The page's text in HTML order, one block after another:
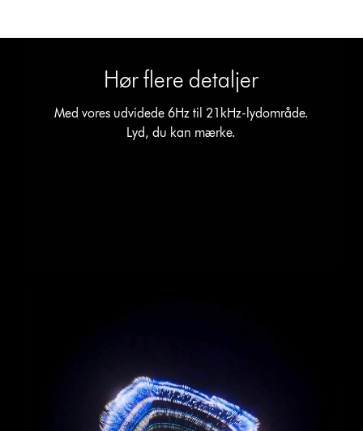
Hør flere detaljer
Med vores udvidede 6Hz til 21kHz-lydområde.
Lyd, du kan mærke.
transcript